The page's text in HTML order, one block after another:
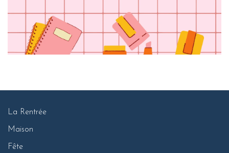
La Rentrée
Maison
Fête